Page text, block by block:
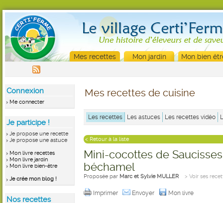
Mes recettes Mon jardin Mon bien
Connexion
Me connecter
Je participe !
Je propose une recette
Je propose une astuce
Mon livre recettes
Mon livre jardin
Mon livre bien-être
Je crée mon blog !
Nos recettes
Mes recettes de cuisine
Les recettes Les astuces Les recettes vidéo
< Retour à la liste
Mini-cocottes de
béchamel
Proposée par Marc et Sylvie MULLER > Voir ses
Imprimer Envoyer Mon livre